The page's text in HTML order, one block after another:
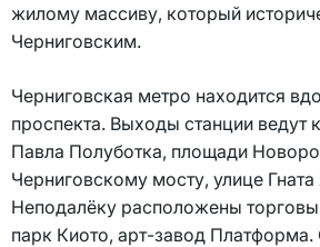
жилому массиву, который
Черниговским.
Черниговская метро находится
проспекта. Выходы станции ведут
Павла Полуботка, площади
Черниговскому мосту, улице Гната
Неподалёку расположены
парк Киото, арт-завод Платформа.